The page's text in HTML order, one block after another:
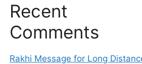
Recent
Comments
Rakhi Message for Long